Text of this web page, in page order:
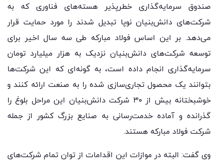
صندوق سرمایه‌گذاری خطرپذیر هسته‌های فناوری که به
شرکت‌های دانش‌بنیان نوپا تبدیل شدند را مورد حمایت قرار
می‌دهد. بر این اساس فولاد مبارکه طی سه سال اخیر برای
توسعه شرکت‌های دانش‌بنیان نزدیک به هزار میلیارد تومان
سرمایه‌گذاری انجام داده است، به گونه‌ای که این شرکت‌ها
بتوانند یک محصول تجاری‌سازی شده را به صنعت ارائه کنند و
خوشبختانه بیش از ۳۰ شرکت دانش‌بنیان این مراحل بلوغ را
گذرانده و آماده خدمت‌رسانی به صنایع بزرگ کشور از جمله
شرکت فولاد مبارکه هستند.
وی گفت: البته در موازات این اقدامات از توان تمام شرکت‌های